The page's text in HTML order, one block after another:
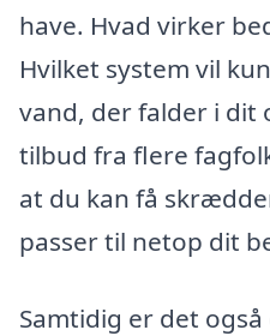
have. Hvad virker
Hvilket system vil
vand, der falder i dit
tilbud fra flere
at du kan få
passer til netop dit
Samtidig er det